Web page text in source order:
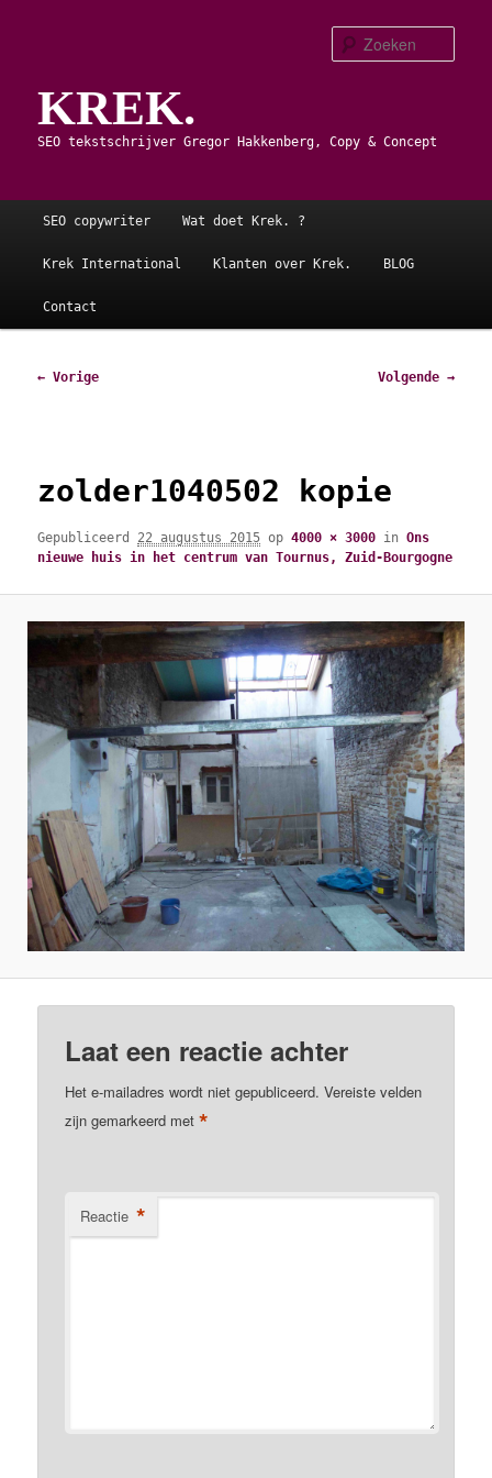
primaire
inhoudKREK.
SEO tekstschrijver Gregor Hakkenberg, Copy & Concept
Hoofdmenu
SEO copywriter Wat doet Krek. ?
Krek International Klanten over Krek. BLOG
Contact
Afbeeldingsnavigatie
← Vorige Volgende →
zolder1040502 kopie
Gepubliceerd 22 augustus 2015 op4000 × 3000 inOns
nieuwe huis in het centrum van Tournus, Zuid-Bourgogne
Laat een reactie achter
Het e-mailadres wordt niet gepubliceerd. Vereiste velden
zijn gemarkeerd met*
Reactie *